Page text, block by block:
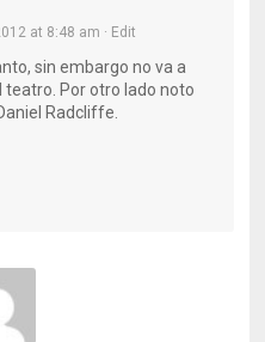
at 8:48 am · Edit
sin embargo no va a
teatro. Por otro lado noto
Radcliffe.